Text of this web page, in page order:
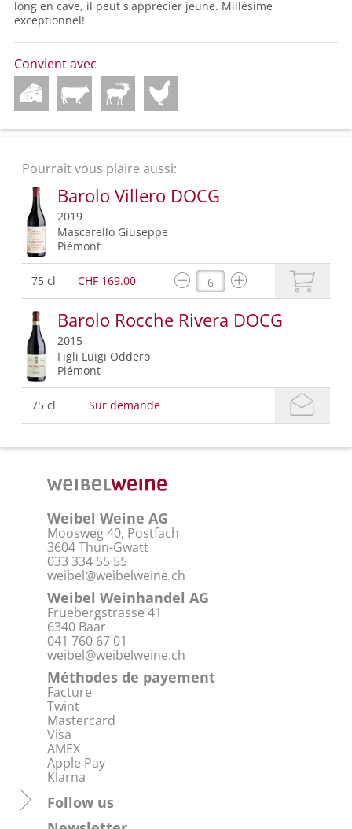
long en cave, il peut s'apprécier jeune. Millésime
exceptionnel!
Convient avec
Pourrait vous plaire aussi:
Barolo Villero DOCG
2019
Mascarello Giuseppe
Piémont
75 cl CHF 169.00
Barolo Rocche Rivera DOCG
2015
Figli Luigi Oddero
Piémont
75 cl Sur demande
Weibel Weine AG
Moosweg 40, Postfach
3604 Thun-Gwatt
033 334 55 55
weibel@weibelweine.ch
Weibel Weinhandel AG
Früebergstrasse 41
6340 Baar
041 760 67 01
weibel@weibelweine.ch
Méthodes de payement
Facture
Twint
Mastercard
Visa
AMEX
Apple Pay
Klarna
Follow us